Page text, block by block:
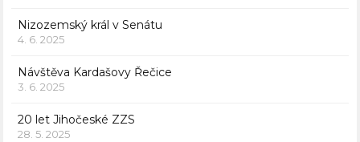
Nizozemský král v Senátu
4. 6. 2025
Návštěva Kardašovy Řečice
3. 6. 2025
20 let Jihočeské ZZS
28. 5. 2025